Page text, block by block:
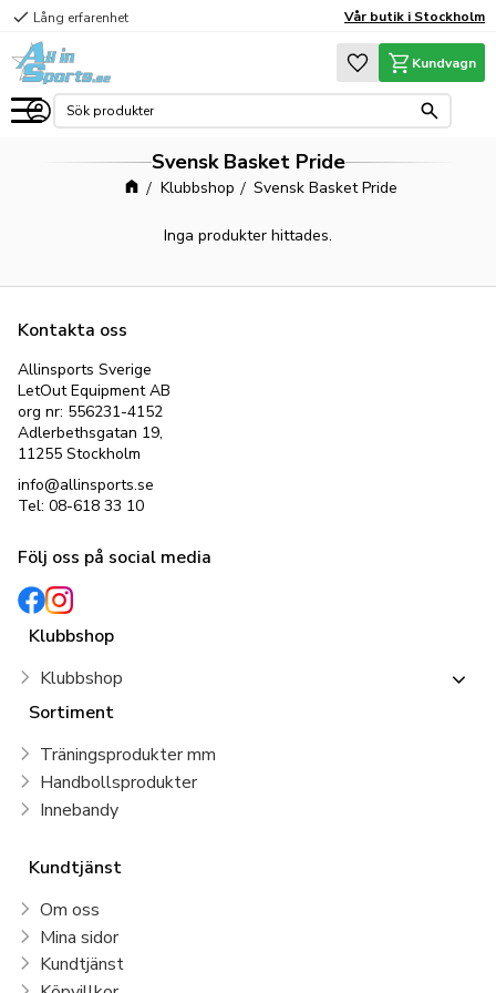
Meny
check Lång erfarenhet Vår butik i Stockholm
Favoriter
Kundvagn
Svensk Basket Pride
Klubbshop Svensk Basket Pride
Inga produkter hittades.
Kontakta oss
Allinsports Sverige
LetOut Equipment AB
org nr: 556231-4152
Adlerbethsgatan 19,
11255 Stockholm
info@allinsports.se
Tel: 08-618 33 10
Följ oss på social media
Klubbshop
Klubbshop
Sortiment
Träningsprodukter mm
Handbollsprodukter
Innebandy
Kundtjänst
Om oss
Mina sidor
Kundtjänst